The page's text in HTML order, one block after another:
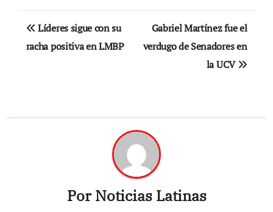
Navegación
de
Líderes sigue con su
racha positiva en LMBP
Gabriel Martínez fue el
verdugo de Senadores en
la UCV
PorNoticias Latinas